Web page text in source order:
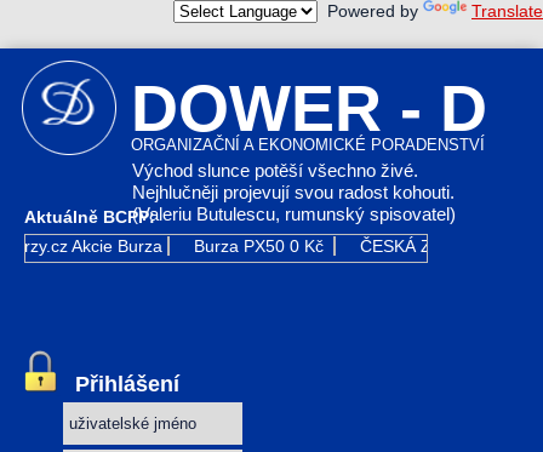
Powered by Translate
DOWER - D
ORGANIZAČNÍ A EKONOMICKÉ PORADENSTVÍ
Východ slunce potěší všechno živé.
Nejhlučněji projevují svou radost kohouti.
(Valeriu Butulescu, rumunský spisovatel)
Aktuálně BCPP:
Akcie Burza Burza PX50 0 Kč ČESKÁ ZBROJOVKA GR
Přihlášení